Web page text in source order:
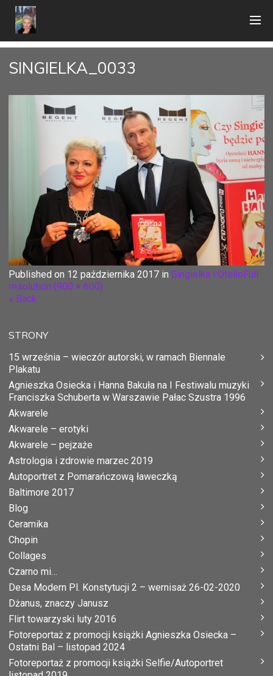
SINGIELKA_0033
Published on 12 października 2017 in Singielka i OtelloFull
resolution (900 × 600)
« Back
STRONY
15 września – wieczór autorski, w ramach Biennale
Plakatu
Agnieszka Osiecka i Hanna Bakuła na I Festiwalu muzyki
Franciszka Schuberta w Warszawie Pałac Szustra 1996
Akwarele
Akwarele – erotyki
Akwarele – pejzaże
Astrologia i zdrowie marzec 2019
Autoportret z Pomarańczową ławeczką
Baltimore 2017
Blog
Ceramika
Chopin
Collages
Czarno mi…
Desa Modern Pl. Konstytucji 2 – wernisaż 26-02-2020
Dżanus, znaczy Janusz
Flirt towarzyski luty 2016
Fotoreportaż z promocji książki Agnieszka Osiecka –
Ostatni Bal – listopad 2024
Fotoreportaż z promocji książki Selfie/Autoportret